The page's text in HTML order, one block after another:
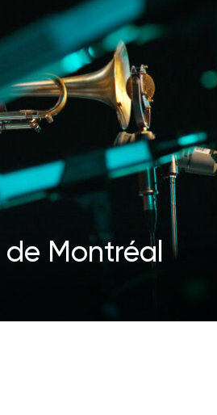
Montréal